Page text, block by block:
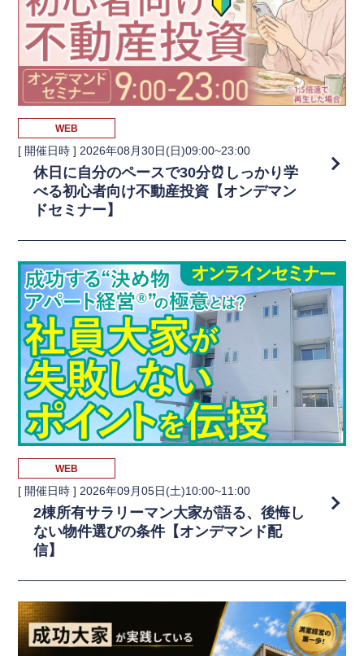
WEB
[ 開催日時 ] 2026年08月30日(日)09:00~23:00
休日に自分のペースで30分⏰しっかり学
べる初心者向け不動産投資【オンデマン
ドセミナー】
WEB
[ 開催日時 ] 2026年09月05日(土)10:00~11:00
2棟所有サラリーマン大家が語る、後悔し
ない物件選びの条件【オンデマンド配
信】